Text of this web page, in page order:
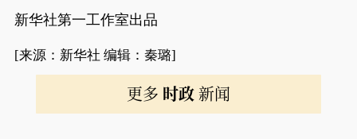
新华社第一工作室出品
[来源：新华社 编辑：秦璐]
更多 时政新闻